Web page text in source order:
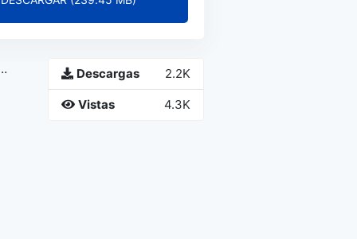
Descargas 2.2K
Vistas 4.3K